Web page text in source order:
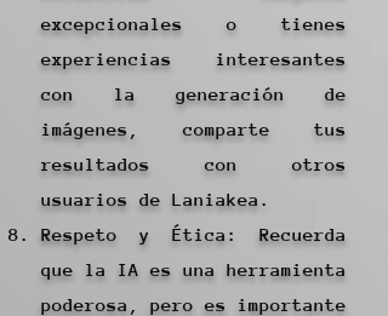
excepcionales o tienes
experiencias interesantes
con la generación de
imágenes, comparte tus
resultados con otros
usuarios de Laniakea.
Respeto y Ética: Recuerda
que la IA es una herramienta
poderosa, pero es importante